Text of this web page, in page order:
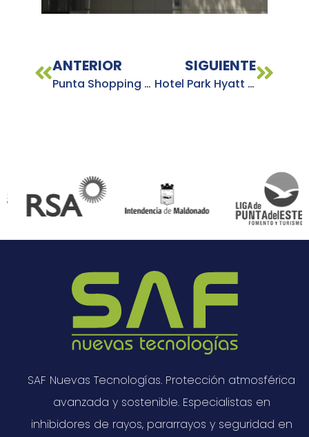
ANTERIOR
Punta Shopping – Maldonado
SIGUIENTE
Hotel Park Hyatt Buenos Aires
SAF Nuevas Tecnologías. Protección atmosférica
avanzada y sostenible. Especialistas en
inhibidores de rayos, pararrayos y seguridad en